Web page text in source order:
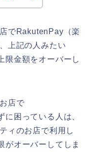
でRakutenPay（楽
上記の人みたい
限金額をオーバーし
店で
困っている人は、
ィのお店で利用し
がオーバーしてしま